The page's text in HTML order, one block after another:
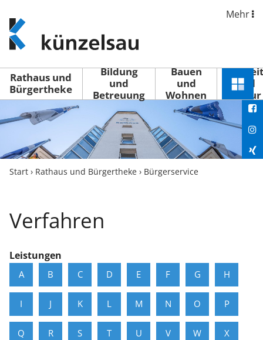
www.kuenzelsau.de
(zur
Startseite)
Mehr
Rathaus und
Bürgertheke
Bildung
und
Betreuung
Bauen
und
Wohnen
Freizeit
und
Kultur
Menü
Start › Rathaus und Bürgertheke › Bürgerservice
Verfahren
Leistungen
A B C D E F G H
I J K L M N O P
Q R S T U V W X